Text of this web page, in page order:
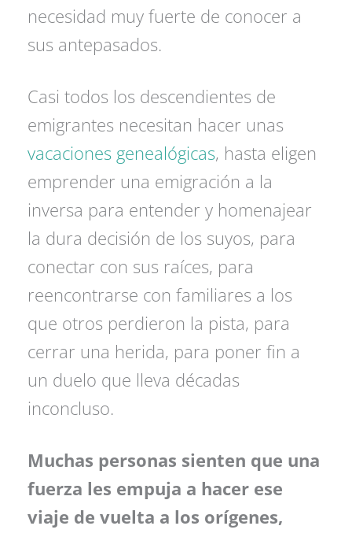
necesidad muy fuerte de conocer a
sus antepasados.
Casi todos los descendientes de
emigrantes necesitan hacer unas
vacaciones genealógicas, hasta eligen
emprender una emigración a la
inversa para entender y homenajear
la dura decisión de los suyos, para
conectar con sus raíces, para
reencontrarse con familiares a los
que otros perdieron la pista, para
cerrar una herida, para poner fin a
un duelo que lleva décadas
inconcluso.
Muchas personas sienten que una
fuerza les empuja a hacer ese
viaje de vuelta a los orígenes,